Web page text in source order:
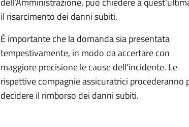
il risarcimento dei danni subiti.
È importante che la domanda sia presentata
tempestivamente, in modo da accertare con
maggiore precisione le cause dell'incidente. Le
rispettive compagnie assicuratrici
decidere il rimborso dei danni subiti.